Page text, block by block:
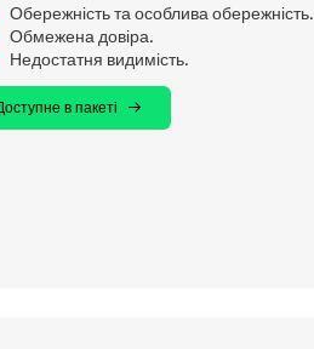
Обережність та особлива обережність.
Обмежена довіра.
Недостатня видимість.
в пакеті